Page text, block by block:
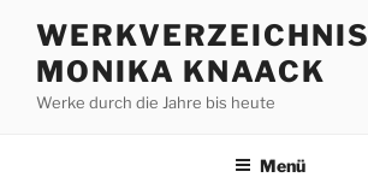
Inhalt
springen
WERKVERZEICHNIS
MONIKA KNAACK
Werke durch die Jahre bis heute
Menü